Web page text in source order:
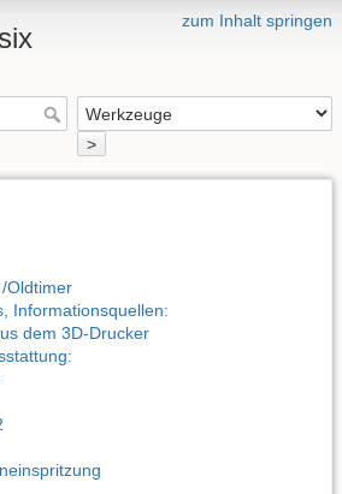
zum Inhalt springen
>
Oldtimer
Informationsquellen:
dem 3D-Drucker